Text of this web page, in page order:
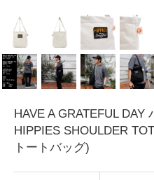
HAVE A GRATEFUL DAY
HIPPIES SHOULDER
トートバッグ)